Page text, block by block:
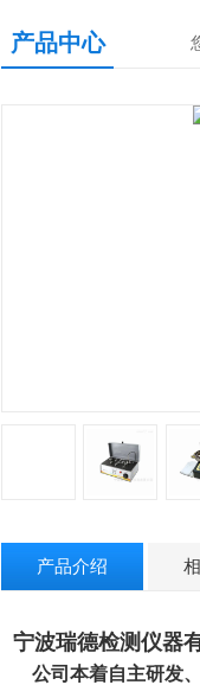
产品中心
产品介绍
宁波瑞德检测仪器
公司本着自主研发